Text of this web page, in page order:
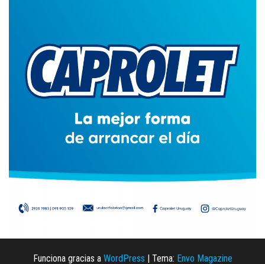
Funciona gracias a WordPress | Tema: Envo Magazine